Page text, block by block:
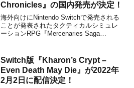
Chronicles』の国内発売が決定！
海外向けにNintendo Switchで発売される
ことが発表されたタクティカルシミュレ
ーションRPG『Mercenaries Saga
表しています。日本でのタイトルは、
『マーセナリーズサーガ ...
Switch版『Kharon’s Crypt –
Even Death May Die』が2022年
2月2日に配信決定！